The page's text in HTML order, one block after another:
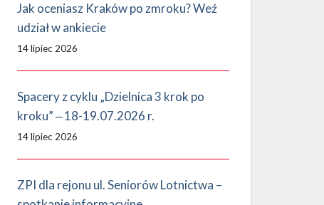
Jak oceniasz Kraków po zmroku? Weź
udział w ankiecie
14 lipiec 2026
Spacery z cyklu „Dzielnica 3 krok po
kroku” ‒ 18-19.07.2026 r.
14 lipiec 2026
ZPI dla rejonu ul. Seniorów Lotnictwa –